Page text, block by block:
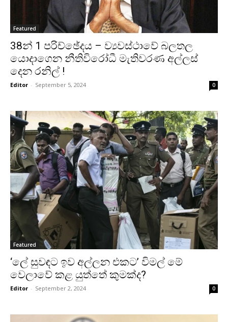
Featured
38න් 1 පරිච්ඡේදය – ව්‍යවස්ථාවේ බලතල
යොදාගෙන නීතිවිරෝධී මැතිවරණ අල්ලස්
දෙන රනිල් !
Editor - September 5, 2024 0
Featured
‘ලේ සුවඳට ඉව අල්ලන එකට’ විමල් මේ
වෙලාවේ කළ යුත්තේ කුමක්ද?
Editor - September 2, 2024 0